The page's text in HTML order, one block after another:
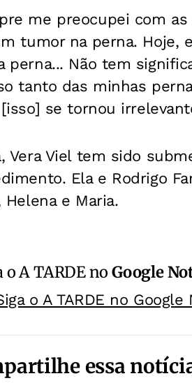
me preocupei com
tumor na perna. Hoje,
perna... Não tem
tanto das minhas
se tornou
Vera Viel tem sido
Ela e Rodrigo
Helena e Maria.
o A TARDE noGoogle
o A TARDE no Google
essa